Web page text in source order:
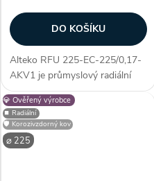
DO KOŠÍKU
Alteko RFU 225-EC-225/0,17-
AKV1 je průmyslový radiální
ventilátor s přímým pohonem
EC, určený pro profesionální
využití. Vyniká především
unikátností konstrukce - díky...
💎 Ověřený výrobce
⏹️ Radiální
🛡️ Korozivzdorný kov
⌀ 225